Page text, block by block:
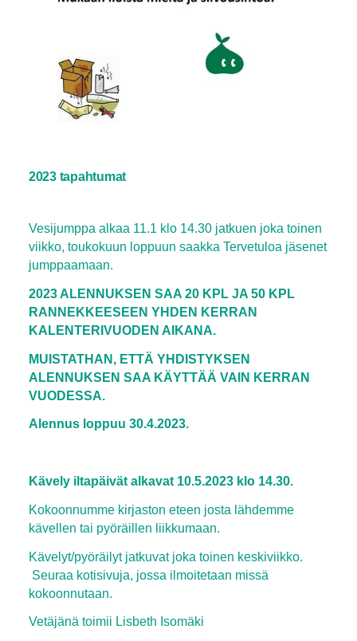
2023 tapahtumat
Vesijumppa alkaa 11.1 klo 14.30 jatkuen joka toinen
viikko, toukokuun loppuun saakka Tervetuloa jäsenet
jumppaamaan.
2023 ALENNUKSEN SAA 20 KPL JA 50 KPL
RANNEKKEESEEN YHDEN KERRAN
KALENTERIVUODEN AIKANA.
MUISTATHAN, ETTÄ YHDISTYKSEN
ALENNUKSEN SAA KÄYTTÄÄ VAIN KERRAN
VUODESSA.
Alennus loppuu 30.4.2023.
Kävely iltapäivät alkavat 10.5.2023 klo 14.30.
Kokoonnumme kirjaston eteen josta lähdemme
kävellen tai pyöräillen liikkumaan.
Kävelyt/pyöräilyt jatkuvat joka toinen keskiviikko.
Seuraa kotisivuja, jossa ilmoitetaan missä
kokoonnutaan.
Vetäjänä toimii Lisbeth Isomäki